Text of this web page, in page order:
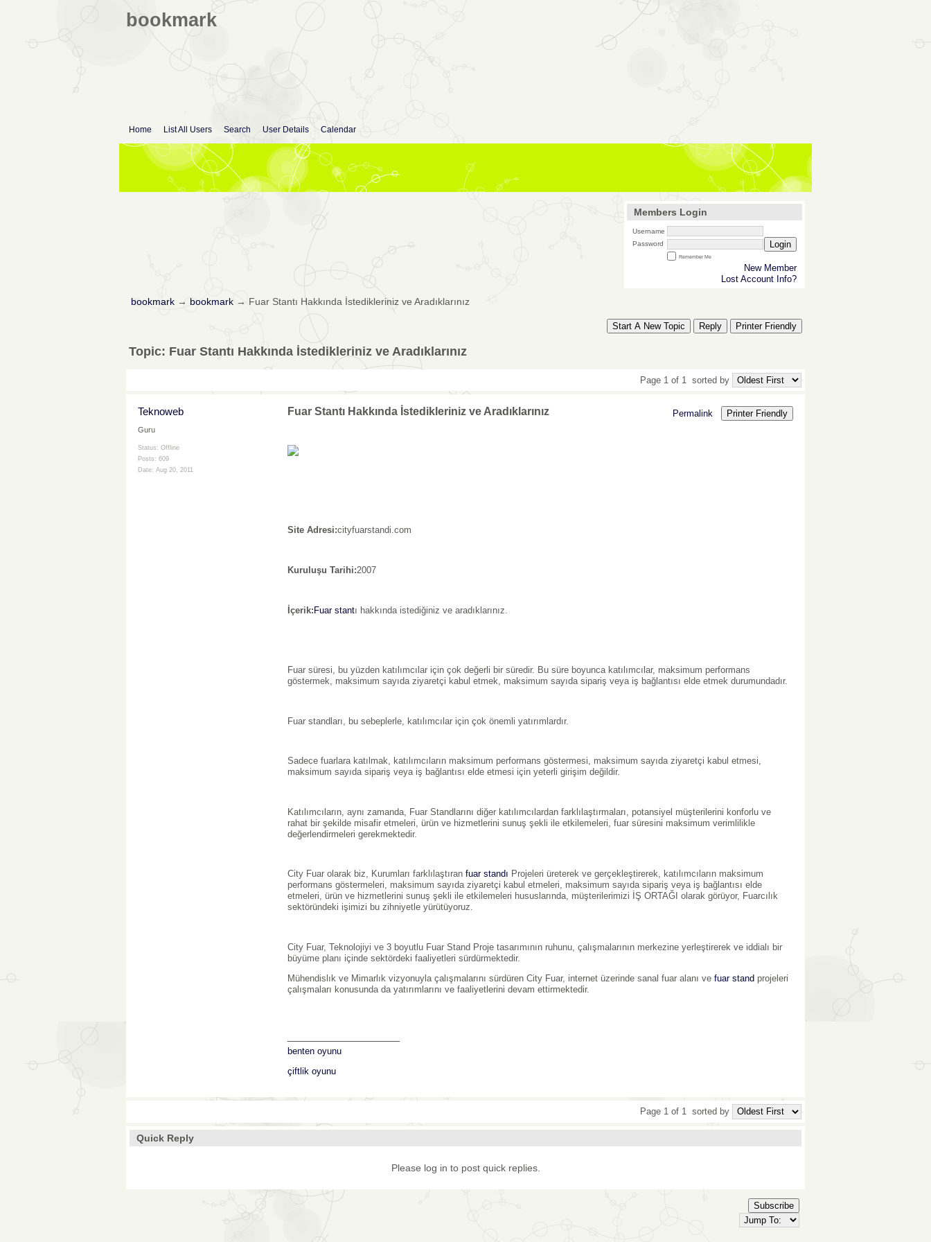
bookmark
Home List All Users Search User Details Calendar
Members Login
Username
Password
Login
Remember Me
New Member
Lost Account Info?
bookmark→ bookmark→ Fuar Stantı Hakkında İstedikleriniz ve Aradıklarınız
Start A New Topic Reply Printer Friendly
Topic: Fuar Stantı Hakkında İstedikleriniz ve Aradıklarınız
Page 1 of 1 sorted by
Teknoweb
Guru
Status: Offline
Posts: 609
Date: Aug 20, 2011
Fuar Stantı Hakkında İstedikleriniz ve Aradıklarınız Permalink Printer Friendly
Site Adresi:cityfuarstandi.com
Kuruluşu Tarihi:2007
İçerik:Fuar stantı hakkında istediğiniz ve aradıklarınız.
Fuar süresi, bu yüzden katılımcılar için çok değerli bir süredir. Bu süre boyunca katılımcılar, maksimum performans
göstermek, maksimum sayıda ziyaretçi kabul etmek, maksimum sayıda sipariş veya iş bağlantısı elde etmek durumundadır.
Fuar standları, bu sebeplerle, katılımcılar için çok önemli yatırımlardır.
Sadece fuarlara katılmak, katılımcıların maksimum performans göstermesi, maksimum sayıda ziyaretçi kabul etmesi,
maksimum sayıda sipariş veya iş bağlantısı elde etmesi için yeterli girişim değildir.
Katılımcıların, aynı zamanda, Fuar Standlarını diğer katılımcılardan farklılaştırmaları, potansiyel müşterilerini konforlu ve
rahat bir şekilde misafir etmeleri, ürün ve hizmetlerini sunuş şekli ile etkilemeleri, fuar süresini maksimum verimlilikle
değerlendirmeleri gerekmektedir.
City Fuar olarak biz, Kurumları farklılaştıran fuar standı Projeleri üreterek ve gerçekleştirerek, katılımcıların maksimum
performans göstermeleri, maksimum sayıda ziyaretçi kabul etmeleri, maksimum sayıda sipariş veya iş bağlantısı elde
etmeleri, ürün ve hizmetlerini sunuş şekli ile etkilemeleri hususlarında, müşterilerimizi İŞ ORTAĞI olarak görüyor, Fuarcılık
sektöründeki işimizi bu zihniyetle yürütüyoruz.
City Fuar, Teknolojiyi ve 3 boyutlu Fuar Stand Proje tasarımının ruhunu, çalışmalarının merkezine yerleştirerek ve iddialı bir
büyüme planı içinde sektördeki faaliyetleri sürdürmektedir.
Mühendislık ve Mimarlık vizyonuyla çalışmalarını sürdüren City Fuar, internet üzerinde sanal fuar alanı ve fuar stand projeleri
çalışmaları konusunda da yatırımlarını ve faaliyetlerini devam ettirmektedir.
benten oyunu
çiftlik oyunu
Page 1 of 1 sorted by
Quick Reply
Please log in to post quick replies.
Subscribe